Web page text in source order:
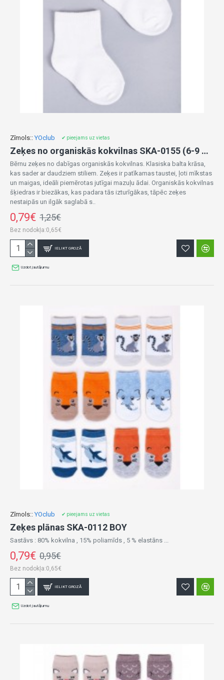
Zīmols:: YOclub ✔ pieejams uz vietas
Zeķes no organiskās kokvilnas SKA-0155 (6-9 mēn.)
Bērnu zeķes no dabīgas organiskās kokvilnas. Klasiska balta krāsa,
kas sader ar daudziem stiliem. Zeķes ir patīkamas taustei, ļoti mīkstas
un maigas, ideāli piemērotas jutīgai mazuļu ādai. Organiskās kokvilnas
šķiedras ir biezākas, kas padara tās izturīgākas, tāpēc zeķes
nestaipās un ilgāk saglabā s..
0,79€ 1,25€
Bez nodokļa:0,65€
IELIKT GROZĀ
Uzdot jautājumu
Zīmols:: YOclub ✔ pieejams uz vietas
Zeķes plānas SKA-0112 BOY
Sastāvs : 80% kokvilna , 15% poliamīds , 5 % elastāns ...
0,79€ 0,95€
Bez nodokļa:0,65€
IELIKT GROZĀ
Uzdot jautājumu